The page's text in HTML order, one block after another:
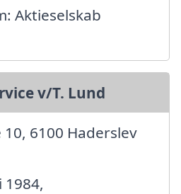
Aktieselskab
v/T. Lund
6100 Haderslev